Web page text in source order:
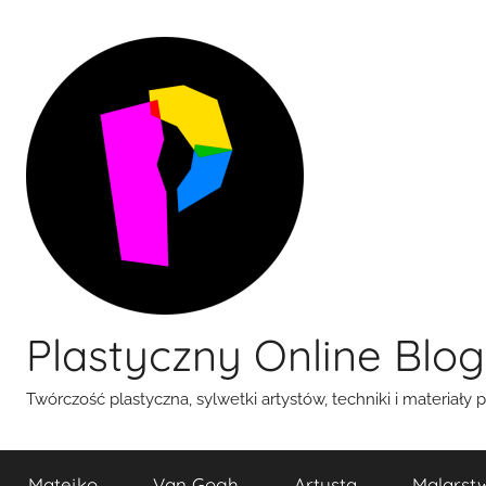
Plastyczny Online Blog
Twórczość plastyczna, sylwetki artystów, techniki i materiały